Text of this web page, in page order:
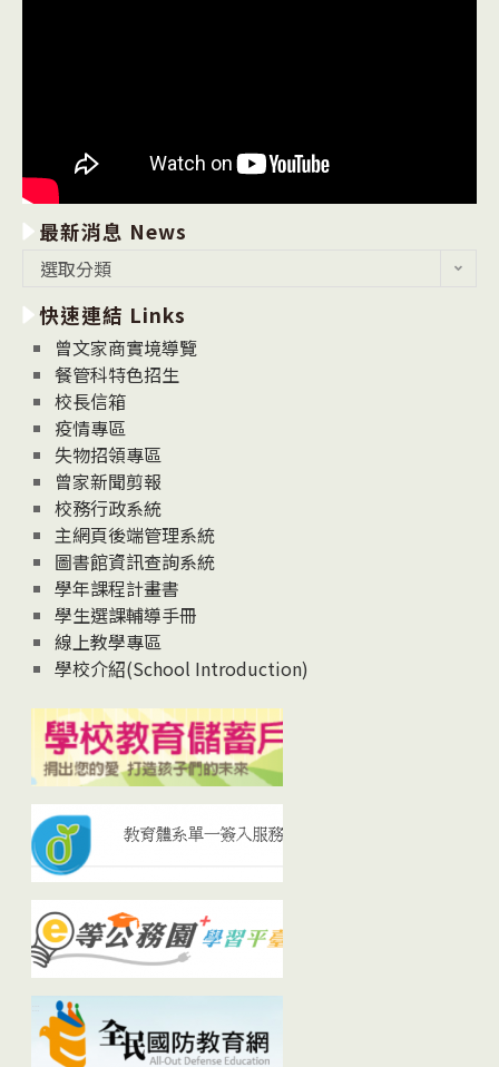
最新消息 News
消
息
News
選取分類
快速連結 Links
曾文家商實境導覽
餐管科特色招生
校長信箱
疫情專區
失物招領專區
曾家新聞剪報
校務行政系統
主網頁後端管理系統
圖書館資訊查詢系統
學年課程計畫書
學生選課輔導手冊
線上教學專區
學校介紹(School Introduction)